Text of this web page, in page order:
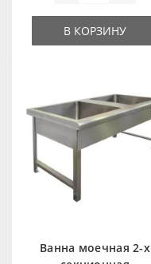
В КОРЗИНУ
Ванна моечная 2-х